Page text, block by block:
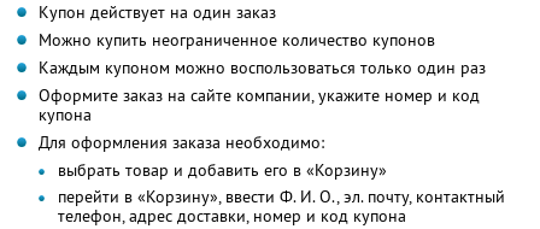
Купон действует на один заказ
Можно купить неограниченное количество купонов
Каждым купоном можно воспользоваться только один раз
Оформите заказ на сайте компании, укажите номер и код
купона
Для оформления заказа необходимо:
выбрать товар и добавить его в «Корзину»
перейти в «Корзину», ввести Ф. И. О., эл. почту, контактный
телефон, адрес доставки, номер и код купона